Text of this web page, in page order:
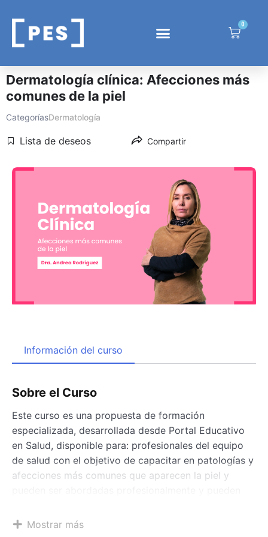
0
Dermatología clínica: Afecciones más
comunes de la piel
CategoríasDermatología
Lista de deseos Compartir
Información del curso
Sobre el Curso
Este curso es una propuesta de formación
especializada, desarrollada desde Portal Educativo
en Salud, disponible para: profesionales del equipo
de salud con el objetivo de capacitar en patologías y
afecciones más comunes que aparecen la piel y
adecuado. <br> Directora del curso: DRA. ANDREA
Mostrar más